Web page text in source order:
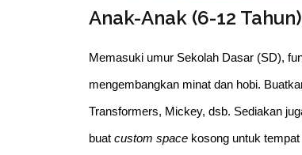
Anak-Anak (6-12 Tahun)
Memasuki umur Sekolah Dasar (SD),
mengembangkan minat dan hobi.
Transformers, Mickey, dsb. Sediakan
buat custom space kosong untuk